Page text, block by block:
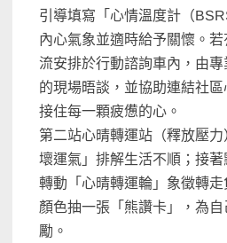
引導填寫「心情溫度計（
內心氣象並適時給予關懷。
流安排於行動諮詢車內，由
的現場晤談，並協助連結社區
接住每一顆疲憊的心。
第二站心晴轉運站（釋放壓
壞運氣」排解生活不順；接著
轉動「心晴轉運輪」象徵轉
顏色抽一張「熊讚卡」，為
勵。